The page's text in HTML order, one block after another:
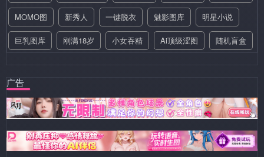
MOMO图 新秀人 一键脱衣 魅影图库 明星小说
巨乳图库 刚满18岁 小女吞精 Ai顶级涩图 随机盲盒
广告